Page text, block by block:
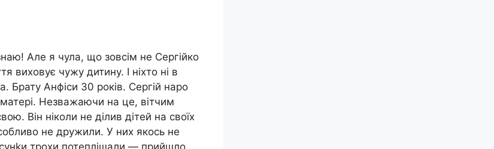
Але я чула, що зовсім не Сергійко
виховує чужу дитину. І ніхто ні в
Брату Анфіси 30 років. Сергій наро
Незважаючи на це, вітчим
Він ніколи не ділив дітей на своїх
не дружили. У них якось не